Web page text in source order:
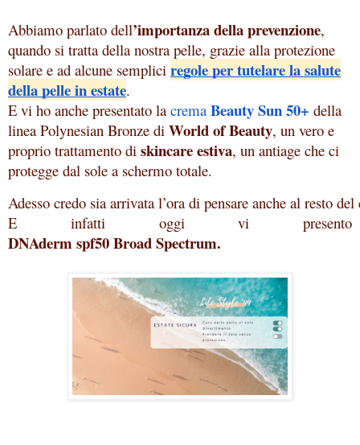
Abbiamo parlato dell’importanza della prevenzione,
quando si tratta della nostra pelle, grazie alla protezione
solare e ad alcune semplici regole per tutelare la salute
della pelle in estate.
E vi ho anche presentato la crema Beauty Sun 50+ della
linea Polynesian Bronze di World of Beauty, un vero e
proprio trattamento di skincare estiva, un antiage che ci
protegge dal sole a schermo totale.
Adesso credo sia arrivata l’ora di pensare anche al resto
E infatti oggi vi presento
DNAderm spf50 Broad Spectrum.